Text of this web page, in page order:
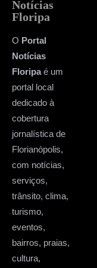
Notícias
Floripa
O Portal
Notícias
Floripaé um
portal local
dedicado à
cobertura
jornalística de
Florianópolis,
com notícias,
serviços,
trânsito, clima,
turismo,
eventos,
bairros, praias,
cultura,